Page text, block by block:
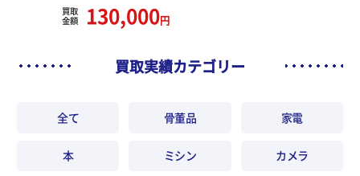
買取
金額
130,000円
買取実績カテゴリー
全て 骨董品 家電
本 ミシン カメラ